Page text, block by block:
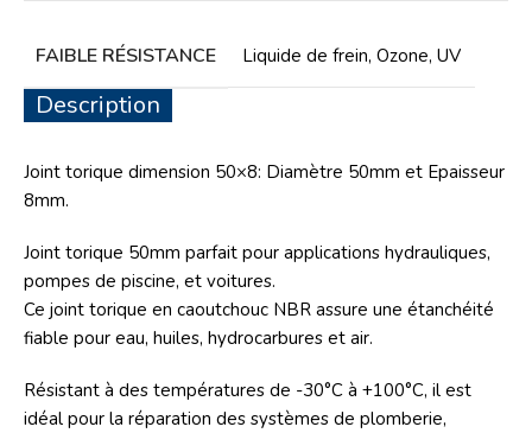
FAIBLE RÉSISTANCE Liquide de frein, Ozone, UV
Description
Joint torique dimension 50×8: Diamètre 50mm et Epaisseur
8mm.
Joint torique 50mm parfait pour applications hydrauliques,
pompes de piscine, et voitures.
Ce joint torique en caoutchouc NBR assure une étanchéité
fiable pour eau, huiles, hydrocarbures et air.
Résistant à des températures de -30°C à +100°C, il est
idéal pour la réparation des systèmes de plomberie,